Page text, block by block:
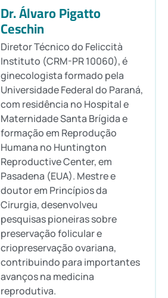
Dr. Álvaro Pigatto
Ceschin
Diretor Técnico do Feliccità
Instituto (CRM-PR 10060), é
ginecologista formado pela
Universidade Federal do Paraná,
com residência no Hospital e
Maternidade Santa Brígida e
formação em Reprodução
Humana no Huntington
Reproductive Center, em
Pasadena (EUA). Mestre e
doutor em Princípios da
Cirurgia, desenvolveu
pesquisas pioneiras sobre
preservação folicular e
criopreservação ovariana,
contribuindo para importantes
avanços na medicina
reprodutiva.